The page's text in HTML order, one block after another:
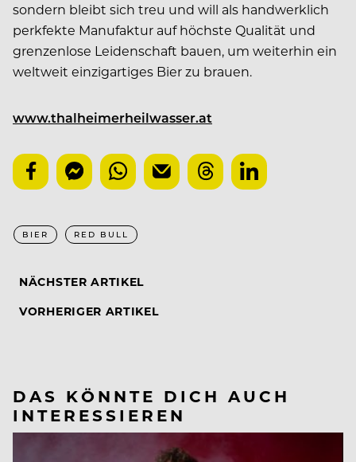
sondern bleibt sich treu und will als handwerklich
perkfekte Manufaktur auf höchste Qualität und
grenzenlose Leidenschaft bauen, um weiterhin ein
weltweit einzigartiges Bier zu brauen.
www.thalheimerheilwasser.at
BIER RED BULL
NÄCHSTER ARTIKEL
VORHERIGER ARTIKEL
DAS KÖNNTE DICH AUCH
INTERESSIEREN